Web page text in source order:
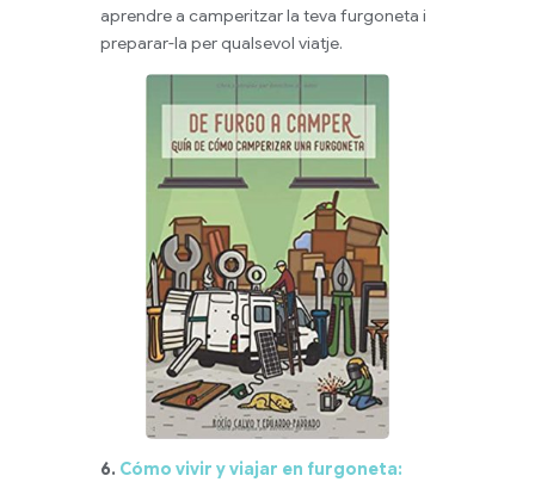
aprendre a camperitzar la teva furgoneta i
preparar-la per qualsevol viatje.
6. Cómo vivir y viajar en furgoneta: